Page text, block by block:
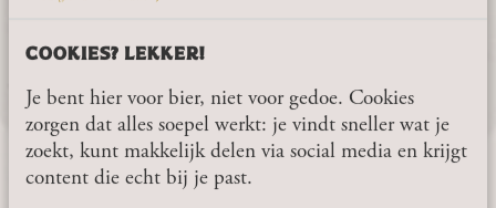
COOKIES? LEKKER!
Je bent hier voor bier, niet voor gedoe. Cookies
zorgen dat alles soepel werkt: je vindt sneller wat je
zoekt, kunt makkelijk delen via social media en krijgt
content die echt bij je past.
BEN JIJ 18 JAAR OF